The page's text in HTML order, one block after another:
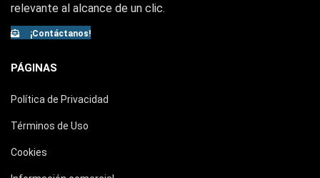
relevante al alcance de un clic.
¡Contáctanos!
PÁGINAS
Política de Privacidad
Términos de Uso
Cookies